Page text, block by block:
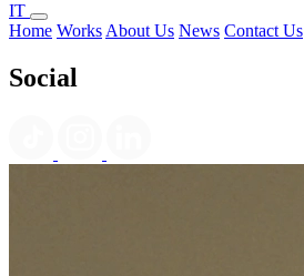
IT
Home Works About Us News Contact Us
Social